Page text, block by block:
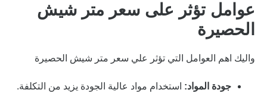
عوامل تؤثر على سعر متر شيش
الحصيرة
واليك اهم العوامل التي تؤثر علي سعر متر شيش الحصيرة
جودة المواد: استخدام مواد عالية الجودة يزيد من التكلفة.